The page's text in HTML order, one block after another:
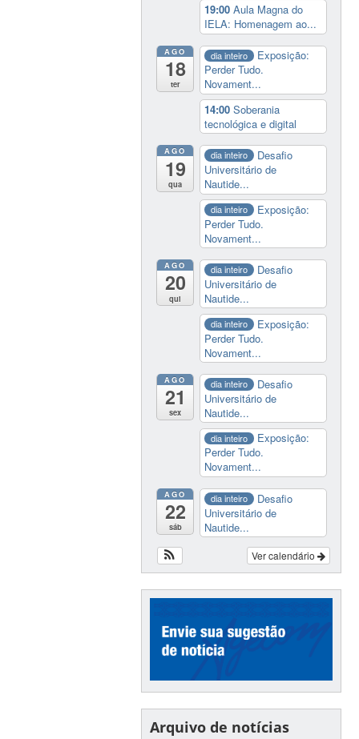
19:00Aula Magna do
IELA: Homenagem ao...
AGO
18
ter
dia inteiro
Exposição:
Perder Tudo.
Novament...
14:00Soberania
tecnológica e digital
AGO
19
qua
dia inteiro
Desafio
Universitário de
Nautide...
dia inteiro
Exposição:
Perder Tudo.
Novament...
AGO
20
qui
dia inteiro
Desafio
Universitário de
Nautide...
dia inteiro
Exposição:
Perder Tudo.
Novament...
AGO
21
sex
dia inteiro
Desafio
Universitário de
Nautide...
dia inteiro
Exposição:
Perder Tudo.
Novament...
AGO
22
sáb
dia inteiro
Desafio
Universitário de
Nautide...
Ver calendário
Arquivo de notícias